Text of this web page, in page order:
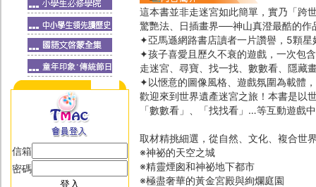
信箱
密碼
這本書並非走迷宮如此簡單，實乃「跨
驚艷法、日插畫界──神山真澄最酷的作
✦亞馬遜網路書店讀者一片讚譽，5顆
✦孩子喜愛且歷久不衰的遊戲，一次包
走迷宮、尋寶、找一找、數數看、隱藏
✦以愜意的圖像風格、遊戲氛圍為載體
歡迎來到世界遺產迷宮之旅！本書是以
「數數看」、「找找看」…等互動遊戲
取材精挑細選，從自然、文化、複合世
※神祕的天空之城
※精靈煙囪和神祕地下都市
※極盡奢華的黃金宮殿與絢爛庭園